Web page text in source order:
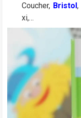
Coucher, Bristol,
xi,…